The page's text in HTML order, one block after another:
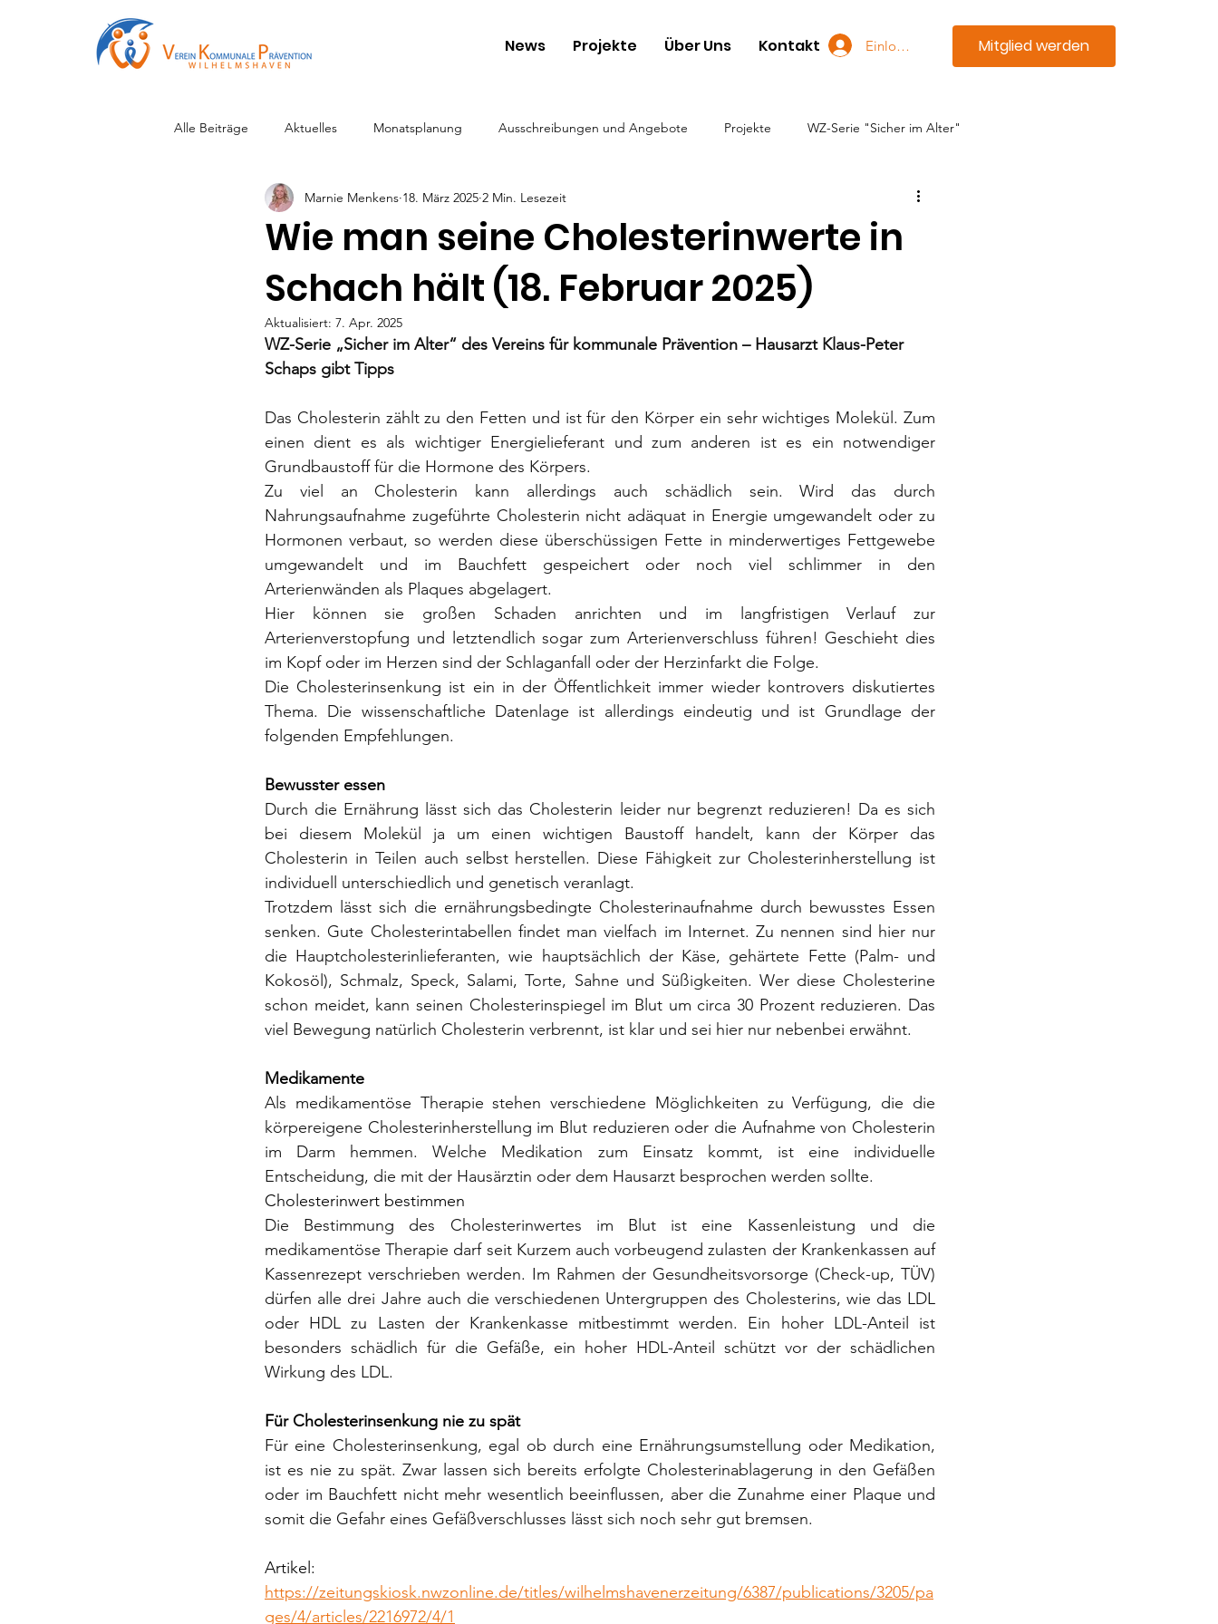
News Projekte Über Uns Kontakt Einloggen Mitglied werden
Alle Beiträge Aktuelles Monatsplanung Ausschreibungen und Angebote Projekte WZ-Serie "Sicher im Alter"
Wie man seine Cholesterinwerte in
Schach hält (18. Februar 2025)
Marnie Menkens 18. März 2025 2 Min. Lesezeit
Aktualisiert: 7. Apr. 2025
WZ-Serie „Sicher im Alter“ des Vereins für kommunale Prävention – Hausarzt Klaus-Peter
Schaps gibt Tipps
Das Cholesterin zählt zu den Fetten und ist für den Körper ein sehr wichtiges Molekül. Zum
einen dient es als wichtiger Energielieferant und zum anderen ist es ein notwendiger
Grundbaustoff für die Hormone des Körpers.
Zu viel an Cholesterin kann allerdings auch schädlich sein. Wird das durch
Nahrungsaufnahme zugeführte Cholesterin nicht adäquat in Energie umgewandelt oder zu
Hormonen verbaut, so werden diese überschüssigen Fette in minderwertiges Fettgewebe
umgewandelt und im Bauchfett gespeichert oder noch viel schlimmer in den
Arterienwänden als Plaques abgelagert.
Hier können sie großen Schaden anrichten und im langfristigen Verlauf zur
Arterienverstopfung und letztendlich sogar zum Arterienverschluss führen! Geschieht dies
im Kopf oder im Herzen sind der Schlaganfall oder der Herzinfarkt die Folge.
Die Cholesterinsenkung ist ein in der Öffentlichkeit immer wieder kontrovers diskutiertes
Thema. Die wissenschaftliche Datenlage ist allerdings eindeutig und ist Grundlage der
folgenden Empfehlungen.
Bewusster essen
Durch die Ernährung lässt sich das Cholesterin leider nur begrenzt reduzieren! Da es sich
bei diesem Molekül ja um einen wichtigen Baustoff handelt, kann der Körper das
Cholesterin in Teilen auch selbst herstellen. Diese Fähigkeit zur Cholesterinherstellung ist
individuell unterschiedlich und genetisch veranlagt.
Trotzdem lässt sich die ernährungsbedingte Cholesterinaufnahme durch bewusstes Essen
senken. Gute Cholesterintabellen findet man vielfach im Internet. Zu nennen sind hier nur
die Hauptcholesterinlieferanten, wie hauptsächlich der Käse, gehärtete Fette (Palm- und
Kokosöl), Schmalz, Speck, Salami, Torte, Sahne und Süßigkeiten. Wer diese Cholesterine
schon meidet, kann seinen Cholesterinspiegel im Blut um circa 30 Prozent reduzieren. Das
viel Bewegung natürlich Cholesterin verbrennt, ist klar und sei hier nur nebenbei erwähnt.
Medikamente
Als medikamentöse Therapie stehen verschiedene Möglichkeiten zu Verfügung, die die
körpereigene Cholesterinherstellung im Blut reduzieren oder die Aufnahme von Cholesterin
im Darm hemmen. Welche Medikation zum Einsatz kommt, ist eine individuelle
Entscheidung, die mit der Hausärztin oder dem Hausarzt besprochen werden sollte.
Cholesterinwert bestimmen
Die Bestimmung des Cholesterinwertes im Blut ist eine Kassenleistung und die
medikamentöse Therapie darf seit Kurzem auch vorbeugend zulasten der Krankenkassen auf
Kassenrezept verschrieben werden. Im Rahmen der Gesundheitsvorsorge (Check-up, TÜV)
dürfen alle drei Jahre auch die verschiedenen Untergruppen des Cholesterins, wie das LDL
oder HDL zu Lasten der Krankenkasse mitbestimmt werden. Ein hoher LDL-Anteil ist
besonders schädlich für die Gefäße, ein hoher HDL-Anteil schützt vor der schädlichen
Wirkung des LDL.
Für Cholesterinsenkung nie zu spät
Für eine Cholesterinsenkung, egal ob durch eine Ernährungsumstellung oder Medikation,
ist es nie zu spät. Zwar lassen sich bereits erfolgte Cholesterinablagerung in den Gefäßen
oder im Bauchfett nicht mehr wesentlich beeinflussen, aber die Zunahme einer Plaque und
somit die Gefahr eines Gefäßverschlusses lässt sich noch sehr gut bremsen.
https://zeitungskiosk.nwzonline.de/titles/wilhelmshavenerzeitung/6387/publications/3205/pa
ges/4/articles/2216972/4/1